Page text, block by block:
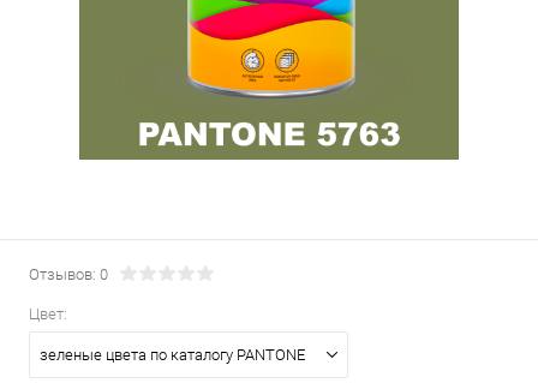
Отзывов: 0
Цвет:
зеленые цвета по каталогу PANTONE